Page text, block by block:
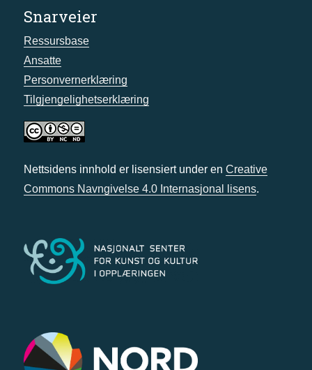
Snarveier
Ressursbase
Ansatte
Personvernerklæring
Tilgjengelighetserklæring
Nettsidens innhold er lisensiert under en Creative
Commons Navngivelse 4.0 Internasjonal lisens.